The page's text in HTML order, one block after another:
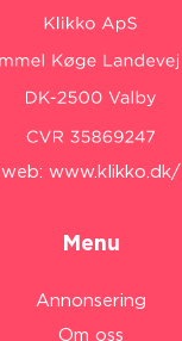
web: www.klikko.dk/
Menu
Annonsering
Om oss